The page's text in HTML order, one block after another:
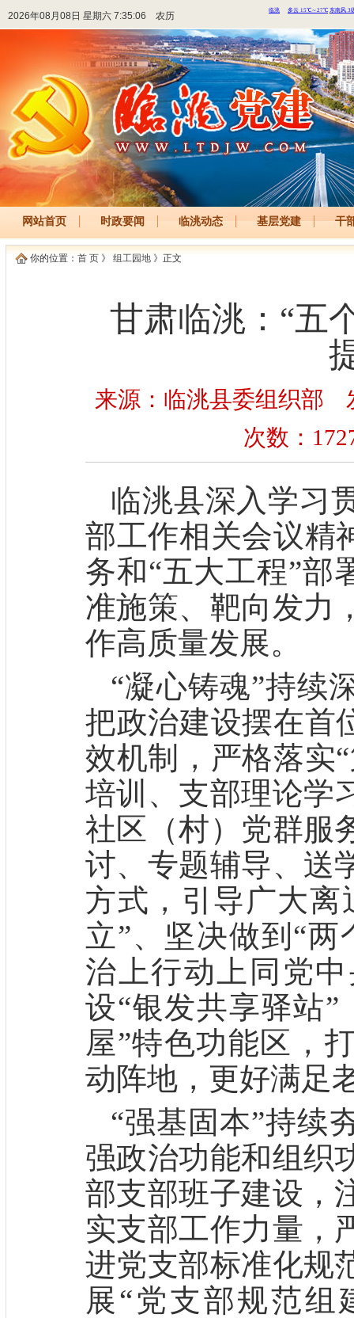
2026年08月08日 星期六 7:35:06 农历
网站首页 时政要闻 临洮动态 基层党建 干
你的位置： 首 页 》 组工园地 》正文
甘肃临洮：“五
来源：临洮县委组织部
次数：
临洮县深入学习
部工作相关会议精
务和“五大工程”部
准施策、靶向发力
作高质量发展。
“凝心铸魂”持续
把政治建设摆在首
效机制， 严格落实
培训、支部理论学
社区 （村） 党群服
讨、专题辅导、送
方式，引导广大
立”、坚决做到“
治上行动上同党
设“银发共享驿站
屋”特色功能区，
动阵地，更好满足
“强基固本”持续
强政治功能和组织
部支部班子建设 ，
实支部工作力量，
进党支部标准化规
展 “党支部规范组